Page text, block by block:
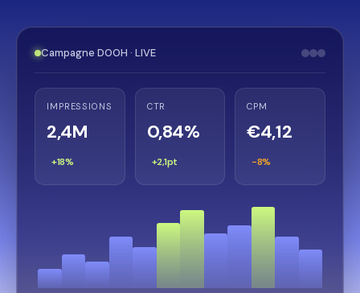
Campagne DOOH · LIVE
IMPRESSIONS
2,4M
+18%
CTR
0,84%
+2,1pt
CPM
€4,12
−8%